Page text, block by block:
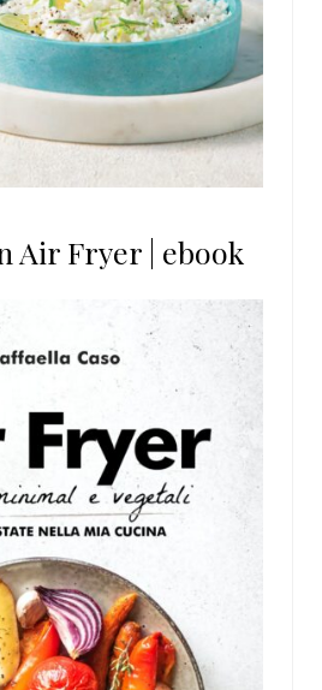
Air Fryer | ebook